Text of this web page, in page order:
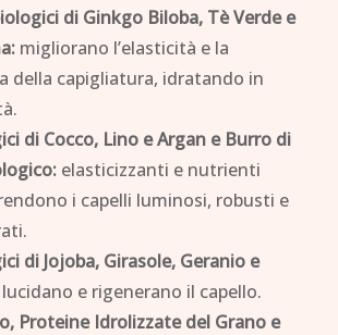
di Ginkgo Biloba, Tè Verde e
migliorano l’elasticità e la
della capigliatura, idratando in
di Cocco, Lino e Argan e Burro di
elasticizzanti e nutrienti
i capelli luminosi, robusti e
di Jojoba, Girasole, Geranio e
lucidano e rigenerano il capello.
Proteine Idrolizzate del Grano e